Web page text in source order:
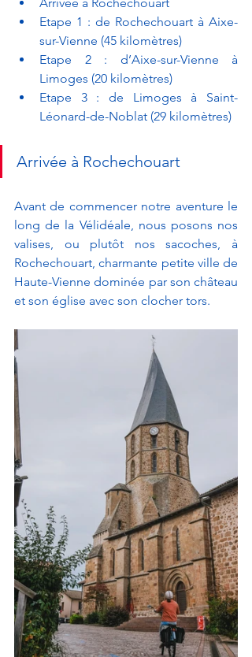
Etape 1 : de Rochechouart à Aixe-
sur-Vienne (45 kilomètres)
Etape 2 : d’Aixe-sur-Vienne à
Limoges (20 kilomètres)
Etape 3 : de Limoges à Saint-
Léonard-de-Noblat (29 kilomètres)
Arrivée à Rochechouart
Avant de commencer notre aventure le
long de la Vélidéale, nous posons nos
valises, ou plutôt nos sacoches, à
Rochechouart, charmante petite ville de
Haute-Vienne dominée par son château
et son église avec son clocher tors.